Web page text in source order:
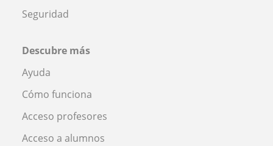
Seguridad
Descubre más
Ayuda
Cómo funciona
Acceso profesores
Acceso a alumnos